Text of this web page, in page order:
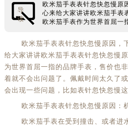
导
读
欧米茄手表表针忽快忽慢原
心来给大家讲讲欧米茄手表
欧米茄手表作为世界首屈一
欧米茄手表表针忽快忽慢原因，
给大家讲讲欧米茄手表表针忽快忽慢
为世界首屈一指的品牌手表，售价也
着就不会出问题了。佩戴时间太久了
会出现一些问题，比如表针忽快忽慢这
欧米茄手表表针忽快忽慢原因：
欧米茄手表在受到撞击、或者进水